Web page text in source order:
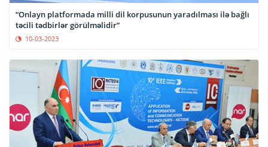
“Onlayn platformada milli dil korpusunun yaradılması ilə bağlı
təcili tədbirlər görülməlidir”
10-03-2023